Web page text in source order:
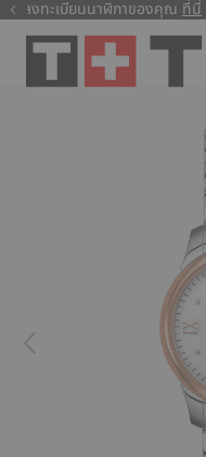
ลงทะเบียนนาฬิกาของคุณ ที่นี่
ที่นี่